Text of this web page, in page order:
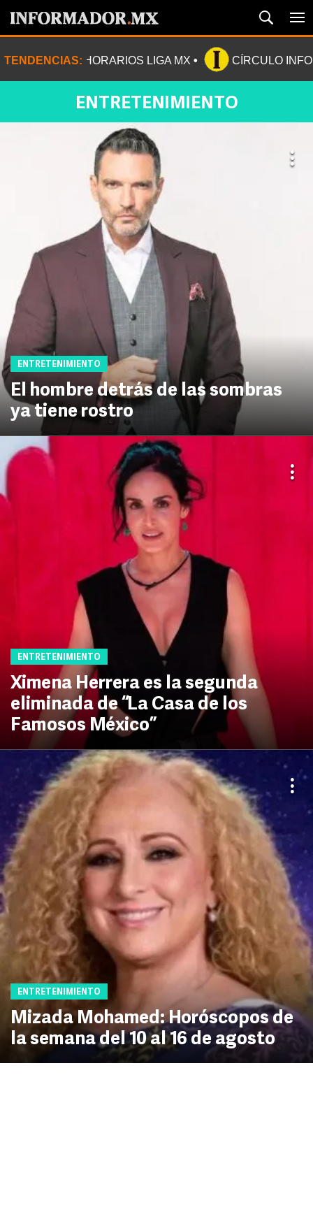
TENDENCIAS: HORARIOS LIGA MX CÍRCULO
ENTRETENIMIENTO
ENTRETENIMIENTO
El hombre detrás de las sombras
ya tiene rostro
ENTRETENIMIENTO
Ximena Herrera es la segunda
eliminada de “La Casa de los
Famosos México”
ENTRETENIMIENTO
Mizada Mohamed: Horóscopos de
la semana del 10 al 16 de agosto